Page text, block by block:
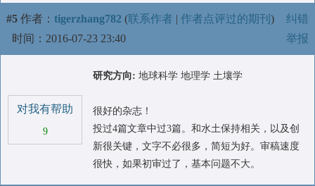
#5 作者： tigerzhang782 (联系作者 | 作者点评过的期刊 )
时间：2016-07-23 23:40
纠错
举报
对我有帮助
9
研究方向: 地球科学 地理学 土壤学
很好的杂志！
投过4篇文章中过3篇。和水土保持相关，以及创
新很关键，文字不必很多，简短为好。审稿速度
很快，如果初审过了，基本问题不大。